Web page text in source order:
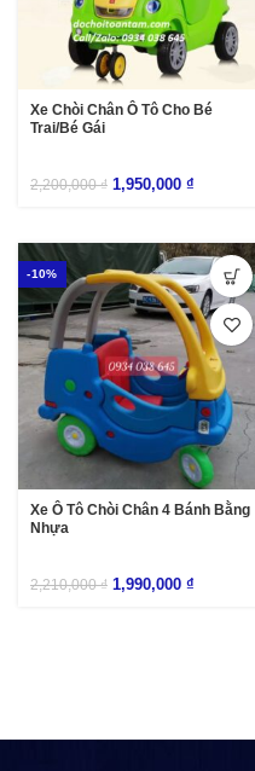
Xe Chòi Chân Ô Tô Cho Bé
Trai/Bé Gái
2,200,000₫ 1,950,000 ₫
-10%
Xe Ô Tô Chòi Chân 4 Bánh Bằng
Nhựa
2,210,000₫ 1,990,000 ₫